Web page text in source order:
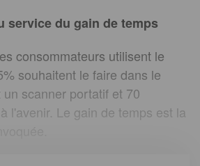
service du gain de temps
consommateurs utilisent le
souhaitent le faire dans le
scanner portatif et 70
l'avenir. Le gain de temps est la